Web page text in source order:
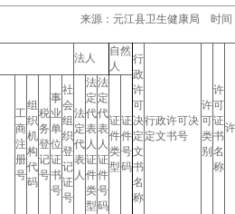
来源：元江县卫生健康局 时
法人
自然
人
行
政
许
可
决
定
文
书
名
称
行政许可决
定文书号
许
可
类
别
许
可
证
书
名
称
工
商
注
册
号
组
织
机
构
代
码
税
务
登
记
号
事
业
单
位
证
书
号
社
会
组
织
登
记
证
号
法
定
代
表
人
法
定
代
表
人
证
件
类
型
法
定
代
表
人
证
件
号
码
证
件
类
型
证
件
号
码